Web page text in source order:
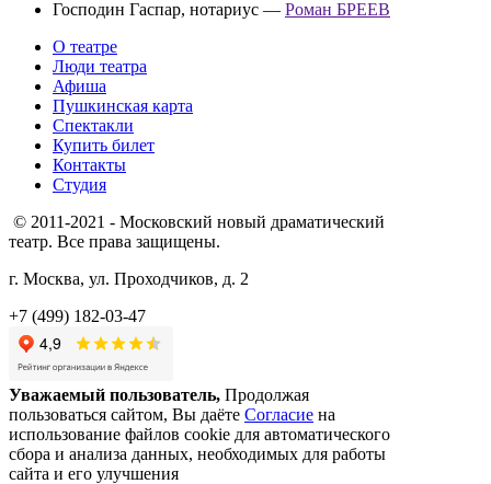
Господин Гаспар, нотариус — Роман БРЕЕВ
О театре
Люди театра
Афиша
Пушкинская карта
Спектакли
Купить билет
Контакты
Студия
© 2011-2021 - Московский новый драматический
театр. Все права защищены.
г. Москва, ул. Проходчиков, д. 2
+7 (499) 182-03-47
Уважаемый пользователь, Продолжая
пользоваться сайтом, Вы даёте Согласие на
использование файлов cookie для автоматического
сбора и анализа данных, необходимых для работы
сайта и его улучшения